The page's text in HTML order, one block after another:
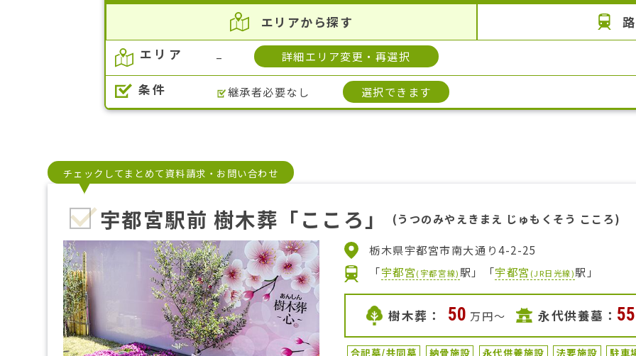
エリアから探す
エリア
– 詳細エリア変更・再選択
条件 継承者必要なし 選択できます
チェックしてまとめて資料請求・お問い合わせ
宇都宮駅前 樹木葬「こころ」 (うつのみやえきまえ じゅもくそう こころ)
栃木県宇都宮市南大通り4-2-25
「宇都宮(宇都宮線) 駅」 「宇都宮 (JR日光線)駅」
樹木葬： 50 万円〜 永代供養墓： 55
合祀墓/共同墓 納骨施設 永代供養施設 法要施設
駐車